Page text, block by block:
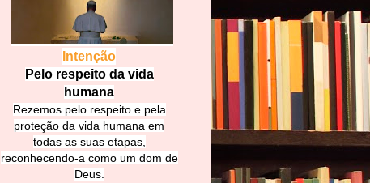
Intenção
Pelo respeito da vida
humana
Rezemos pelo respeito e pela
proteção da vida humana em
todas as suas etapas,
reconhecendo-a como um dom de
Deus.